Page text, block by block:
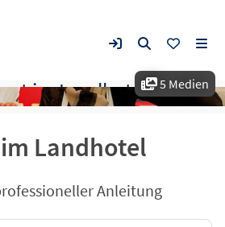
5 Medien
Landhotel
Anleitung
im Landhotel